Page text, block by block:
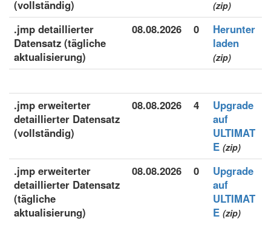
(vollständig)
(zip)
.jmp detaillierter
Datensatz (tägliche
aktualisierung)
08.08.2026 0
Herunter
laden
(zip)
.jmp erweiterter
detaillierter Datensatz
(vollständig)
08.08.2026 4
Upgrade
auf
ULTIMAT
E (zip)
.jmp erweiterter
detaillierter Datensatz
(tägliche
aktualisierung)
08.08.2026 0
Upgrade
auf
ULTIMAT
E (zip)